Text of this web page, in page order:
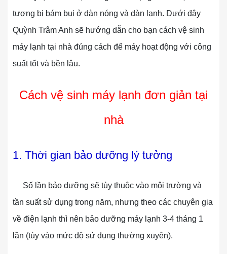
tượng bị bám bụi ở dàn nóng và dàn lạnh. Dưới đây
Quỳnh Trâm Anh sẽ hướng dẫn cho bạn cách vệ sinh
máy lạnh tại nhà đúng cách để máy hoạt động với công
suất tốt và bền lâu.
Cách vệ sinh máy lạnh đơn giản tại
nhà
1. Thời gian bảo dưỡng lý tưởng
Số lần bảo dưỡng sẽ tùy thuộc vào môi trường và
tần suất sử dụng trong năm, nhưng theo các chuyên gia
về điện lạnh thì nên bảo dưỡng máy lạnh 3-4 tháng 1
lần (tùy vào mức độ sử dụng thường xuyên).